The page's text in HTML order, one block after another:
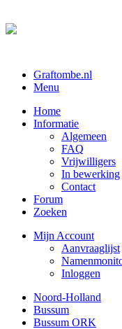
Graftombe.nl
Menu
Home
Informatie
Algemeen
FAQ
Vrijwilligers
In bewerking
Contact
Forum
Zoeken
Mijn Account
Aanvraaglijst
Inloggen
Noord-Holland
Bussum
Bussum ORK